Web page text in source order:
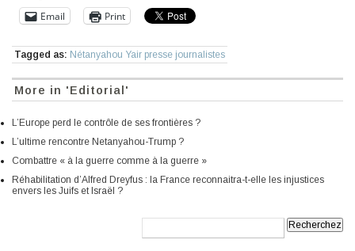
Email Print
Tagged as: Nétanyahou Yair presse journalistes
More in 'Editorial'
L’Europe perd le contrôle de ses frontières ?
L’ultime rencontre Netanyahou-Trump ?
Combattre « à la guerre comme à la guerre »
Réhabilitation d’Alfred Dreyfus : la France reconnaitra-t-elle les injustices
envers les Juifs et Israël ?